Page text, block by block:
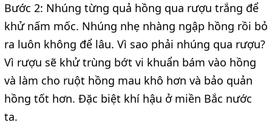
Bước 2: Nhúng từng quả hồng qua rượu trắng để
khử nấm mốc. Nhúng nhẹ nhàng ngập hồng rồi bỏ
ra luôn không để lâu. Vì sao phải nhúng qua rượu?
Vì rượu sẽ khử trùng bớt vi khuẩn bám vào hồng
và làm cho ruột hồng mau khô hơn và bảo quản
hồng tốt hơn. Đặc biệt khí hậu ở miền Bắc nước
ta.